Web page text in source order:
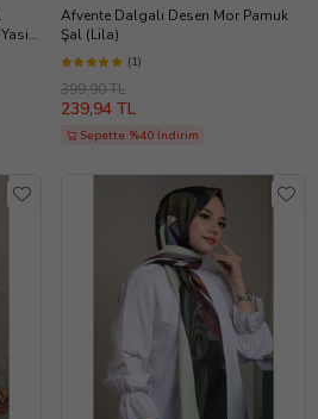
Gül
Afvente Dalgalı Desen Mor Pamuk
Şal (Lila)
(1)
399,90 TL
239,94 TL
Sepette %40 İndirim